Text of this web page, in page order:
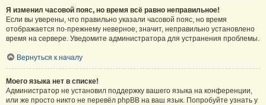
Я изменил часовой пояс, но время всё равно неправильное!
Если вы уверены, что правильно указали часовой пояс, но время
отображается по-прежнему неверное, значит, неправильно установлено
время на сервере. Уведомите администратора для устранения проблемы.
Вернуться к началу
Моего языка нет в списке!
Администратор не установил поддержку вашего языка на конференции,
или же просто никто не перевёл phpBB на ваш язык. Попробуйте узнать у